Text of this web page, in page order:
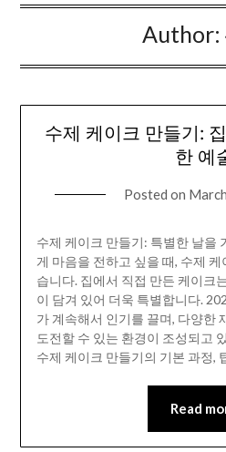
Author:
수제 케이크 만들기:
한 예
Posted on
수제 케이크 만들기: 특별한 날을
게 마음을 전하고 싶을 때, 수제
습니다. 집에서 직접 만든 케이크
이 담겨 있어 더욱 특별합니다.
가 계속해서 인기를 끌며, 다양한
도전할 수 있는 환경이 조성되고
수제 케이크 만들기의 기본 과정,
Read